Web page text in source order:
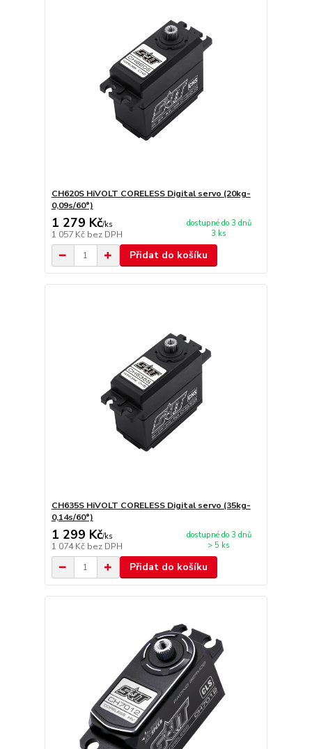
CH620S HiVOLT CORELESS Digital servo (20kg-
0,09s/60°)
1 279 Kč/ks
1 057 Kč bez DPH
dostupné do 3 dnů
3 ks
Přidat do košíku
CH635S HiVOLT CORELESS Digital servo (35kg-
0,14s/60°)
1 299 Kč/ks
1 074 Kč bez DPH
dostupné do 3 dnů
> 5 ks
Přidat do košíku